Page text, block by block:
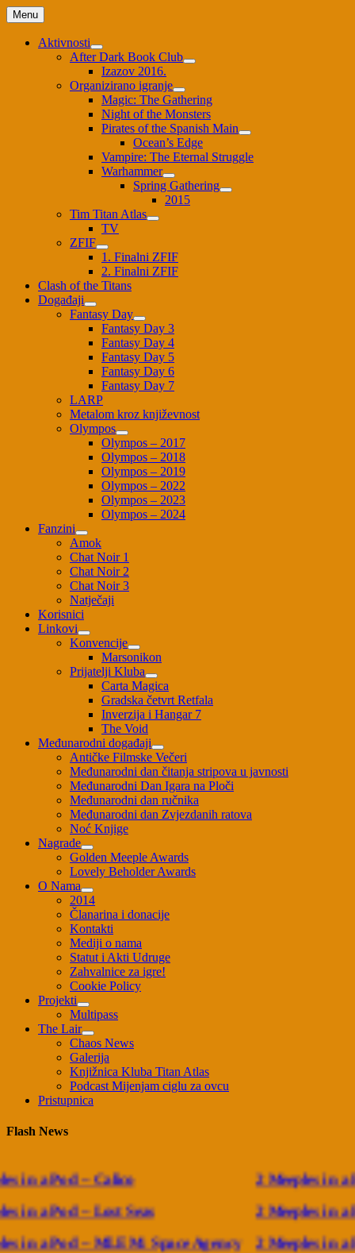
Skip
to
content
Menu
Aktivnosti
After Dark Book Club
Izazov 2016.
Organizirano igranje
Magic: The Gathering
Night of the Monsters
Pirates of the Spanish Main
Ocean’s Edge
Vampire: The Eternal Struggle
Warhammer
Spring Gathering
2015
Tim Titan Atlas
TV
ZFIF
1. Finalni ZFIF
2. Finalni ZFIF
Clash of the Titans
Događaji
Fantasy Day
Fantasy Day 3
Fantasy Day 4
Fantasy Day 5
Fantasy Day 6
Fantasy Day 7
LARP
Metalom kroz književnost
Olympos
Olympos – 2017
Olympos – 2018
Olympos – 2019
Olympos – 2022
Olympos – 2023
Olympos – 2024
Fanzini
Amok
Chat Noir 1
Chat Noir 2
Chat Noir 3
Natječaji
Korisnici
Linkovi
Konvencije
Marsonikon
Prijatelji Kluba
Carta Magica
Gradska četvrt Retfala
Inverzija i Hangar 7
The Void
Međunarodni događaji
Antičke Filmske Večeri
Međunarodni dan čitanja stripova u javnosti
Međunarodni Dan Igara na Ploči
Međunarodni dan ručnika
Međunarodni dan Zvjezdanih ratova
Noć Knjige
Nagrade
Golden Meeple Awards
Lovely Beholder Awards
O Nama
2014
Članarina i donacije
Kontakti
Mediji o nama
Statut i Akti Udruge
Zahvalnice za igre!
Cookie Policy
Projekti
Multipass
The Lair
Chaos News
Galerija
Knjižnica Kluba Titan Atlas
Podcast Mijenjam ciglu za ovcu
Pristupnica
Flash News
in a Pod – Calico
in a Pod – Lost Seas
in a Pod – MLEM: Space Agency
2 Meeples in a
2 Meeples in a
2 Meeples in a